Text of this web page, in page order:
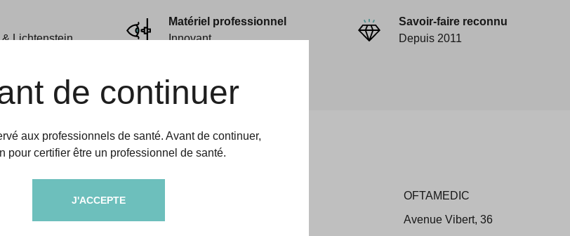
de continuer
aux professionnels de santé. Avant de continuer,
pour certifier être un professionnel de santé.
J'ACCEPTE
Lichtenstein
Matériel professionnel
Innovant
Savoir-faire reconnu
Depuis 2011
OFTAMEDIC
Avenue Vibert, 36